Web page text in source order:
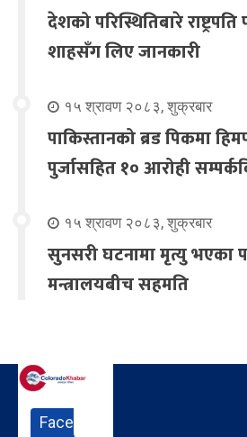
देशको परिस्थितिबारे
शाहसँग लिए जानकारी
१५ श्रावण २०८३, शुक्रबार
पाकिस्तानको ब्रड पिकमा
पुर्जासहित १० आरोही
१५ श्रावण २०८३, शुक्रबार
सुनसरी घटनामा मृत्यु भएका
मन्त्रालयबीच सहमति
Face